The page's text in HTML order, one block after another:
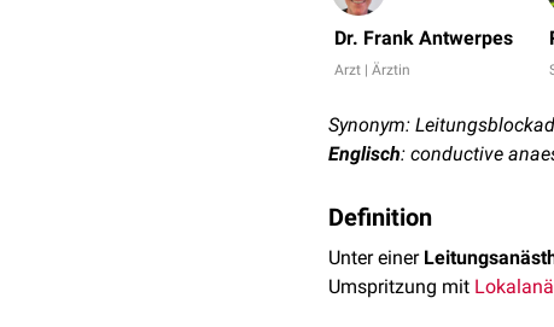
Dr. Frank Antwerpes
Arzt | Ärztin
Synonym:
Englisch: conductive
Definition
Unter einer
Umspritzung mit